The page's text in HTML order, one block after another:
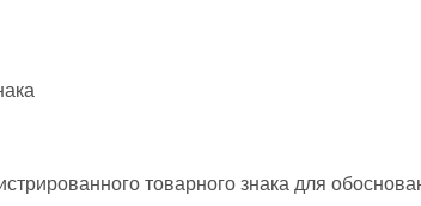
товарного знака для